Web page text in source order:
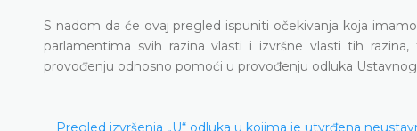
S nadom da će ovaj pregled ispuniti očekivanja koja
parlamentima svih razina vlasti i izvršne vlasti tih
provođenju odnosno pomoći u provođenju odluka
Pregled izvršenja „U“ odluka u kojima je utvrđena